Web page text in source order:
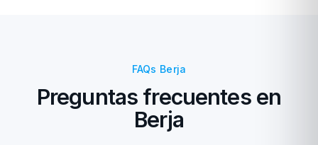
FAQs Berja
Preguntas frecuentes en
Berja